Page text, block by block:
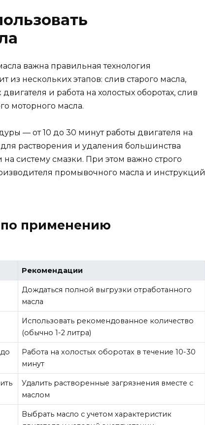
важна правильная технология
нескольких этапов: слив старого масла,
и работа на холостых оборотах, слив
моторного масла.
— от 10 до 30 минут работы двигателя на
растворения и удаления большинства
систему смазки. При этом важно строго
промывочного масла и инструкций
по применению
Рекомендации
Дождаться полной выгрузки отработанного
масла
Использовать рекомендованное количество
(обычно 1-2 литра)
Работа на холостых оборотах в течение 10-30
минут
Удалить растворенные загрязнения вместе с
маслом
Выбрать масло с учетом характеристик